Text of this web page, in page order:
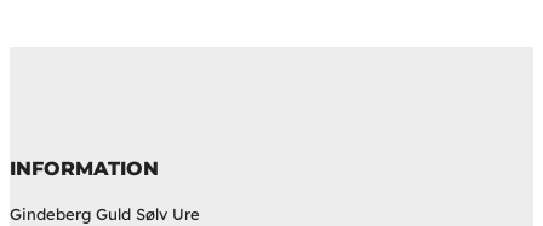
INFORMATION
Gindeberg Guld Sølv Ure